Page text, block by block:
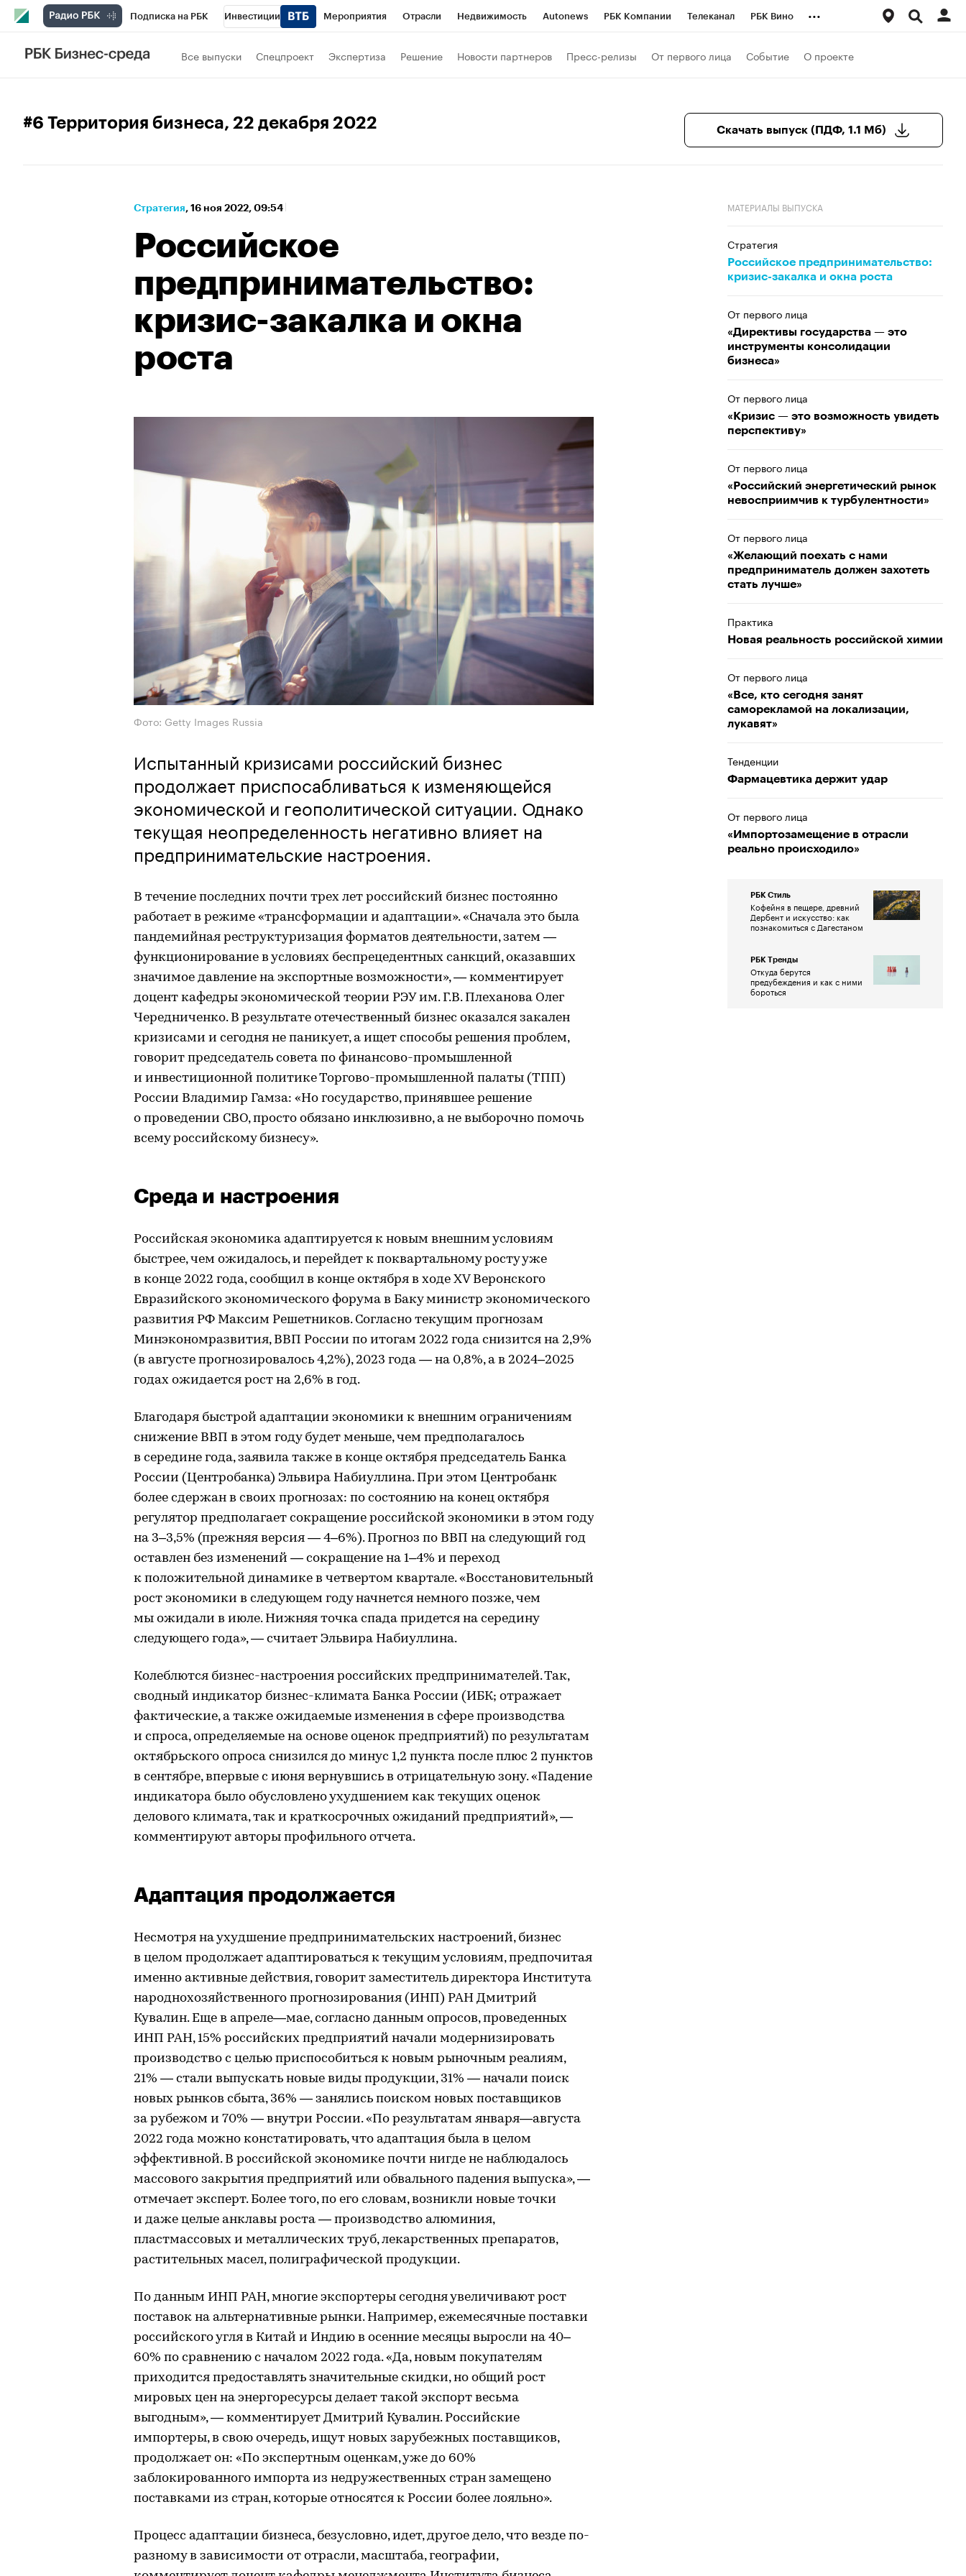
Подписка на РБК Инвестиции Мероприятия Отрасли Недвижимость Autonews РБК Компании Телеканал РБК Вино
Спорт
Спецпроекты СПб Конференции СПб Бизнес
...
Все выпуски Спецпроект Экспертиза Решение Новости партнеров Пресс-релизы От первого лица Событие О проекте
#6 Территория бизнеса, 22 декабря 2022 Скачать выпуск (ПДФ, 1.1 Мб)
Стратегия⁠, 16 ноя 2022, 09:54
Российское
предпринимательство:
кризис-закалка и окна
роста
Фото: Getty Images Russia
Испытанный кризисами российский бизнес
продолжает приспосабливаться к изменяющейся
экономической и геополитической ситуации. Однако
текущая неопределенность негативно влияет на
предпринимательские настроения.
В течение последних почти трех лет российский бизнес постоянно
работает в режиме «трансформации и адаптации». «Сначала это была
пандемийная реструктуризация форматов деятельности, затем —
функционирование в условиях беспрецедентных санкций, оказавших
значимое давление на экспортные возможности», — комментирует
доцент кафедры экономической теории РЭУ им. Г.В. Плеханова Олег
Чередниченко. В результате отечественный бизнес оказался закален
кризисами и сегодня не паникует, а ищет способы решения проблем,
говорит председатель совета по финансово-промышленной
и инвестиционной политике Торгово-промышленной палаты (ТПП)
России Владимир Гамза: «Но государство, принявшее решение
о проведении СВО, просто обязано инклюзивно, а не выборочно помочь
всему российскому бизнесу».
Среда и настроения
Российская экономика адаптируется к новым внешним условиям
быстрее, чем ожидалось, и перейдет к поквартальному росту уже
в конце 2022 года, сообщил в конце октября в ходе ХV Веронского
Евразийского экономического форума в Баку министр экономического
развития РФ Максим Решетников. Согласно текущим прогнозам
Минэкономразвития, ВВП России по итогам 2022 года снизится на 2,9%
(в августе прогнозировалось 4,2%), 2023 года — на 0,8%, а в 2024–2025
годах ожидается рост на 2,6% в год.
Благодаря быстрой адаптации экономики к внешним ограничениям
снижение ВВП в этом году будет меньше, чем предполагалось
в середине года, заявила также в конце октября председатель Банка
России (Центробанка) Эльвира Набиуллина. При этом Центробанк
более сдержан в своих прогнозах: по состоянию на конец октября
регулятор предполагает сокращение российской экономики в этом году
на 3–3,5% (прежняя версия — 4–6%). Прогноз по ВВП на следующий год
оставлен без изменений — сокращение на 1–4% и переход
к положительной динамике в четвертом квартале. «Восстановительный
рост экономики в следующем году начнется немного позже, чем
мы ожидали в июле. Нижняя точка спада придется на середину
следующего года», — считает Эльвира Набиуллина.
Колеблются бизнес-настроения российских предпринимателей. Так,
сводный индикатор бизнес-климата Банка России (ИБК; отражает
фактические, а также ожидаемые изменения в сфере производства
и спроса, определяемые на основе оценок предприятий) по результатам
октябрьского опроса снизился до минус 1,2 пункта после плюс 2 пунктов
в сентябре, впервые с июня вернувшись в отрицательную зону. «Падение
индикатора было обусловлено ухудшением как текущих оценок
делового климата, так и краткосрочных ожиданий предприятий», —
комментируют авторы профильного отчета.
Адаптация продолжается
Несмотря на ухудшение предпринимательских настроений, бизнес
в целом продолжает адаптироваться к текущим условиям, предпочитая
именно активные действия, говорит заместитель директора Института
народнохозяйственного прогнозирования (ИНП) РАН Дмитрий
Кувалин. Еще в апреле—мае, согласно данным опросов, проведенных
ИНП РАН, 15% российских предприятий начали модернизировать
производство с целью приспособиться к новым рыночным реалиям,
21% — стали выпускать новые виды продукции, 31% — начали поиск
новых рынков сбыта, 36% — занялись поиском новых поставщиков
за рубежом и 70% — внутри России. «По результатам января—августа
2022 года можно констатировать, что адаптация была в целом
эффективной. В российской экономике почти нигде не наблюдалось
массового закрытия предприятий или обвального падения выпуска», —
отмечает эксперт. Более того, по его словам, возникли новые точки
и даже целые анклавы роста — производство алюминия,
пластмассовых и металлических труб, лекарственных препаратов,
растительных масел, полиграфической продукции.
По данным ИНП РАН, многие экспортеры сегодня увеличивают рост
поставок на альтернативные рынки. Например, ежемесячные поставки
российского угля в Китай и Индию в осенние месяцы выросли на 40–
60% по сравнению с началом 2022 года. «Да, новым покупателям
приходится предоставлять значительные скидки, но общий рост
мировых цен на энергоресурсы делает такой экспорт весьма
выгодным», — комментирует Дмитрий Кувалин. Российские
импортеры, в свою очередь, ищут новых зарубежных поставщиков,
продолжает он: «По экспертным оценкам, уже до 60%
заблокированного импорта из недружественных стран замещено
поставками из стран, которые относятся к России более лояльно».
Процесс адаптации бизнеса, безусловно, идет, другое дело, что везде по-
разному в зависимости от отрасли, масштаба, географии,
МАТЕРИАЛЫ ВЫПУСКА
Стратегия
Российское предпринимательство:
кризис-закалка и окна роста
От первого лица
«Директивы государства — это
инструменты консолидации
бизнеса»
От первого лица
«Кризис — это возможность увидеть
перспективу»
От первого лица
«Российский энергетический рынок
невосприимчив к турбулентности»
От первого лица
«Желающий поехать с нами
предприниматель должен захотеть
стать лучше»
Практика
Новая реальность российской химии
От первого лица
«Все, кто сегодня занят
саморекламой на локализации,
лукавят»
Тенденции
Фармацевтика держит удар
От первого лица
«Импортозамещение в отрасли
реально происходило»
РБК Стиль
Кофейня в пещере, древний
Дербент и искусство: как
познакомиться с Дагестаном
РБК Тренды
Откуда берутся
предубеждения и как с ними
бороться